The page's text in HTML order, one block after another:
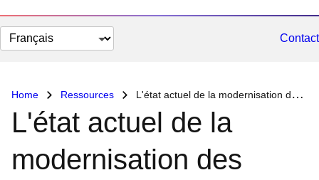
Changer
la
Contact
Home Ressources L'état actuel de la modernisation des applications
L'état actuel de la
modernisation des